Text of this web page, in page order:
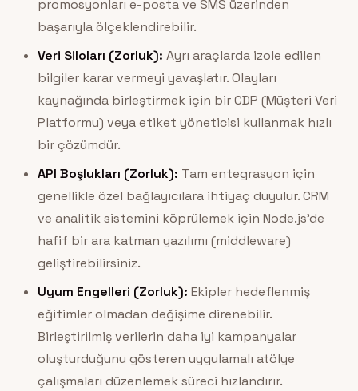
promosyonları e-posta ve SMS üzerinden
başarıyla ölçeklendirebilir.
Veri Siloları (Zorluk): Ayrı araçlarda izole edilen
bilgiler karar vermeyi yavaşlatır. Olayları
kaynağında birleştirmek için bir CDP (Müşteri Veri
Platformu) veya etiket yöneticisi kullanmak hızlı
bir çözümdür.
API Boşlukları (Zorluk): Tam entegrasyon için
genellikle özel bağlayıcılara ihtiyaç duyulur. CRM
ve analitik sistemini köprülemek için Node.js’de
hafif bir ara katman yazılımı (middleware)
geliştirebilirsiniz.
Uyum Engelleri (Zorluk): Ekipler hedeflenmiş
eğitimler olmadan değişime direnebilir.
Birleştirilmiş verilerin daha iyi kampanyalar
oluşturduğunu gösteren uygulamalı atölye
çalışmaları düzenlemek süreci hızlandırır.